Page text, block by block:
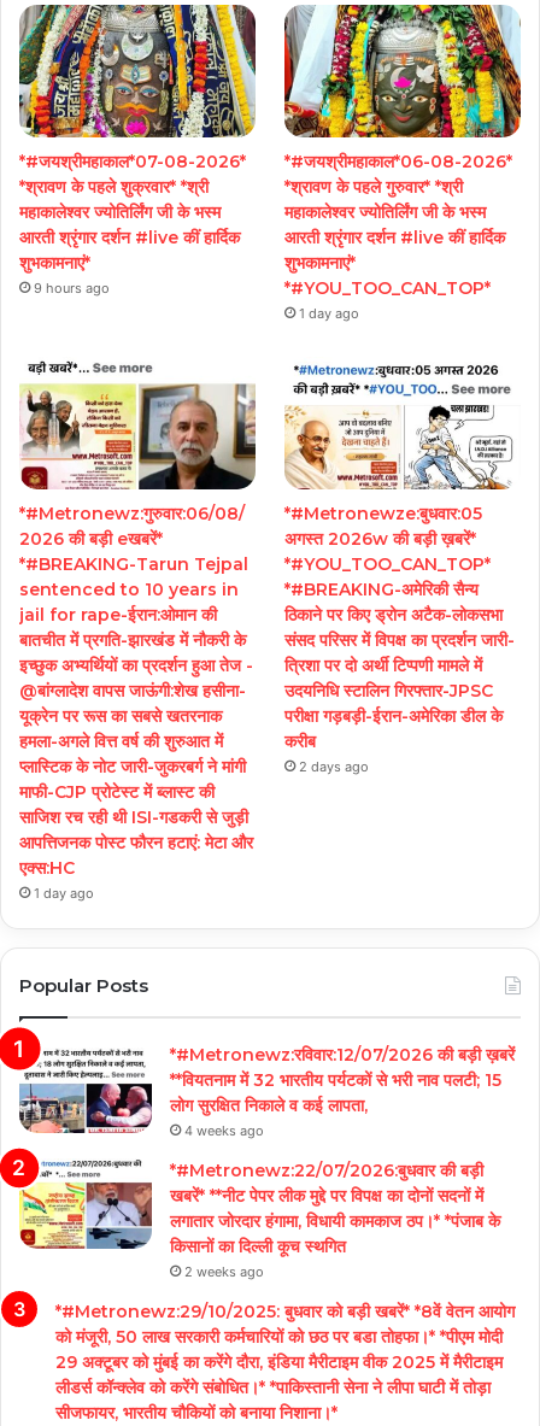
*#जयश्रीमहाकाल*07-08-2026*
*श्रावण के पहले शुक्रवार* *श्री
महाकालेश्वर ज्योतिर्लिंग जी के भस्म
आरती श्रृंगार दर्शन #live कीं हार्दिक
शुभकामनाएं*
9 hours ago
*#जयश्रीमहाकाल*06-08-2026*
*श्रावण के पहले गुरुवार* *श्री
महाकालेश्वर ज्योतिर्लिंग जी के भस्म
आरती श्रृंगार दर्शन #live कीं हार्दिक
शुभकामनाएं*
*#YOU_TOO_CAN_TOP*
1 day ago
*#Metronewz:गुरुवार:06/08/
2026 की बड़ी eखबरें*
*#BREAKING-Tarun Tejpal
sentenced to 10 years in
jail for rape-ईरान:ओमान की
बातचीत में प्रगति-झारखंड में नौकरी के
इच्छुक अभ्यर्थियों का प्रदर्शन हुआ तेज -
@बांग्लादेश वापस जाऊंगी:शेख हसीना-
यूक्रेन पर रूस का सबसे खतरनाक
हमला-अगले वित्त वर्ष की शुरुआत में
प्लास्टिक के नोट जारी-जुकरबर्ग ने मांगी
माफी-CJP प्रोटेस्ट में ब्लास्ट की
साजिश रच रही थी ISI-गडकरी से जुड़ी
आपत्तिजनक पोस्ट फौरन हटाएं: मेटा और
एक्स:HC
1 day ago
*#Metronewze:बुधवार:05
अगस्त 2026w की बड़ी ख़बरें*
*#YOU_TOO_CAN_TOP*
*#BREAKING-अमेरिकी सैन्य
ठिकाने पर किए ड्रोन अटैक-लोकसभा
संसद परिसर में विपक्ष का प्रदर्शन जारी-
त्रिशा पर दो अर्थी टिप्पणी मामले में
उदयनिधि स्टालिन गिरफ्तार-JPSC
परीक्षा गड़बड़ी-ईरान-अमेरिका डील के
करीब
2 days ago
Popular Posts
*#Metronewz:रविवार:12/07/2026 की बड़ी ख़बरें
**वियतनाम में 32 भारतीय पर्यटकों से भरी नाव पलटी; 15
लोग सुरक्षित निकाले व कई लापता,
4 weeks ago
*#Metronewz:22/07/2026:बुधवार की बड़ी
खबरें* **नीट पेपर लीक मुद्दे पर विपक्ष का दोनों सदनों में
लगातार जोरदार हंगामा, विधायी कामकाज ठप।* *पंजाब के
किसानों का दिल्ली कूच स्थगित
2 weeks ago
*#Metronewz:29/10/2025: बुधवार को बड़ी खबरें* *8वें वेतन आयोग
को मंजूरी, 50 लाख सरकारी कर्मचारियों को छठ पर बडा तोहफा।* *पीएम मोदी
29 अक्टूबर को मुंबई का करेंगे दौरा, इंडिया मैरीटाइम वीक 2025 में मैरीटाइम
लीडर्स कॉन्क्लेव को करेंगे संबोधित।* *पाकिस्तानी सेना ने लीपा घाटी में तोड़ा
सीजफायर, भारतीय चौकियों को बनाया निशाना।*